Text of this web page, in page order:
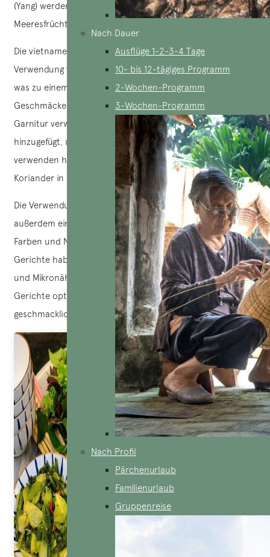
Nach Dauer
Ausflüge 1-2-3-4 Tage
10- bis 12-tägiges Programm
2-Wochen-Programm
3-Wochen-Programm
Nach Profil
Pärchenurlaub
Familienurlaub
Gruppenreise
(Yang) werden oft verwendet, um die Frische von
Meeresfrüchten auszugleichen – und noch viel mehr.
Die vietnamesische Küche beruht hauptsächlich auf der
Verwendung von frischen Kräutern, Gewürzen und Gemüse,
was zu einem harmonischen Gleichgewicht der
Geschmäcker beiträgt. Frische Kräuter werden häufig als
Garnitur verwendet und erst am Ende des Kochvorgangs
hinzugefügt, um ihren Geschmack zu bewahren. Köche
verwenden häufig Zitronengras, Ingwer, Minze und
Koriander in ihren Zubereitungen.
Die Verwendung von Obst und Gemüse fügt jeder Mahlzeit
außerdem eine ausgewogene Mischung aus Texturen,
Farben und Nährwerten hinzu. Viele vietnamesische
Gerichte haben ein ausgewogenes Verhältnis von Makro-
und Mikronährstoffen. Obst und Gemüse machen die
Gerichte optisch ansprechend und verhindern
geschmackliche Eintönigkeit.